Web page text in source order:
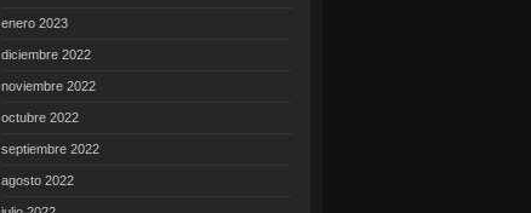
enero 2023
diciembre 2022
noviembre 2022
octubre 2022
septiembre 2022
agosto 2022